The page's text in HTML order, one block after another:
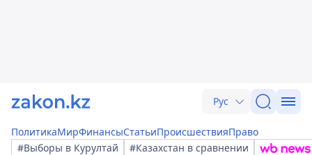
Рус
ПолитикаМирФинансыСтатьиПроисшествияПраво
#Выборы в Курултай
#Казахстан в сравнении